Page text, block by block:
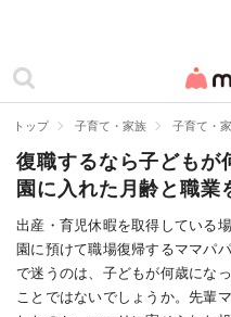
ママリ
カテゴリー一覧
妊娠
出産
赤ちゃん・育児
子育て・家族
トップ 子育て・家族 子育て・
復職するなら子どもが
園に入れた月齢と職業
出産・育児休暇を取得している
園に預けて職場復帰するママパ
で迷うのは、子どもが何歳にな
ことではないでしょうか。先輩